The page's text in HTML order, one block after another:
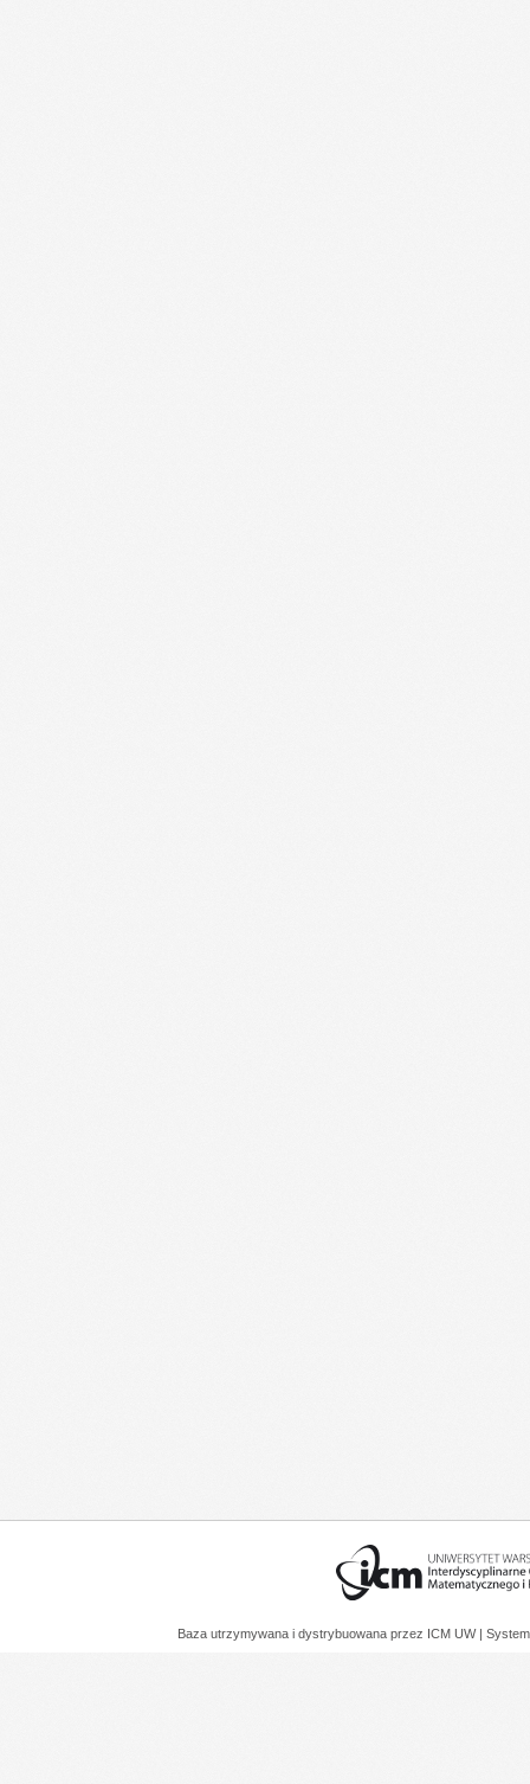
Baza utrzymywana i dystrybuowana przez ICM UW |